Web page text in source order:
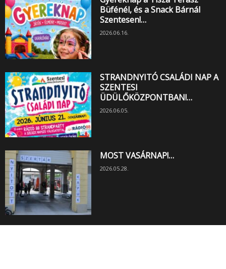
Büfénél, és a Snack Bárnál
Szentesen!…
2026.06.16.
STRANDNYITÓ CSALÁDI NAP A
SZENTESI
ÜDÜLŐKÖZPONTBAN!…
2026.06.05.
MOST VASÁRNAP!…
2026.05.28.